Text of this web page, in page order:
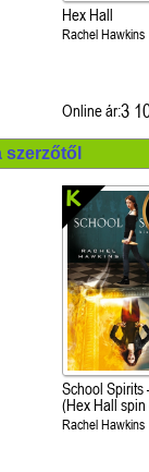
Hex Hall
Rachel Hawkins
Online ár:3
szerzőtől
School Spirits
(Hex Hall spin
Rachel Hawkins